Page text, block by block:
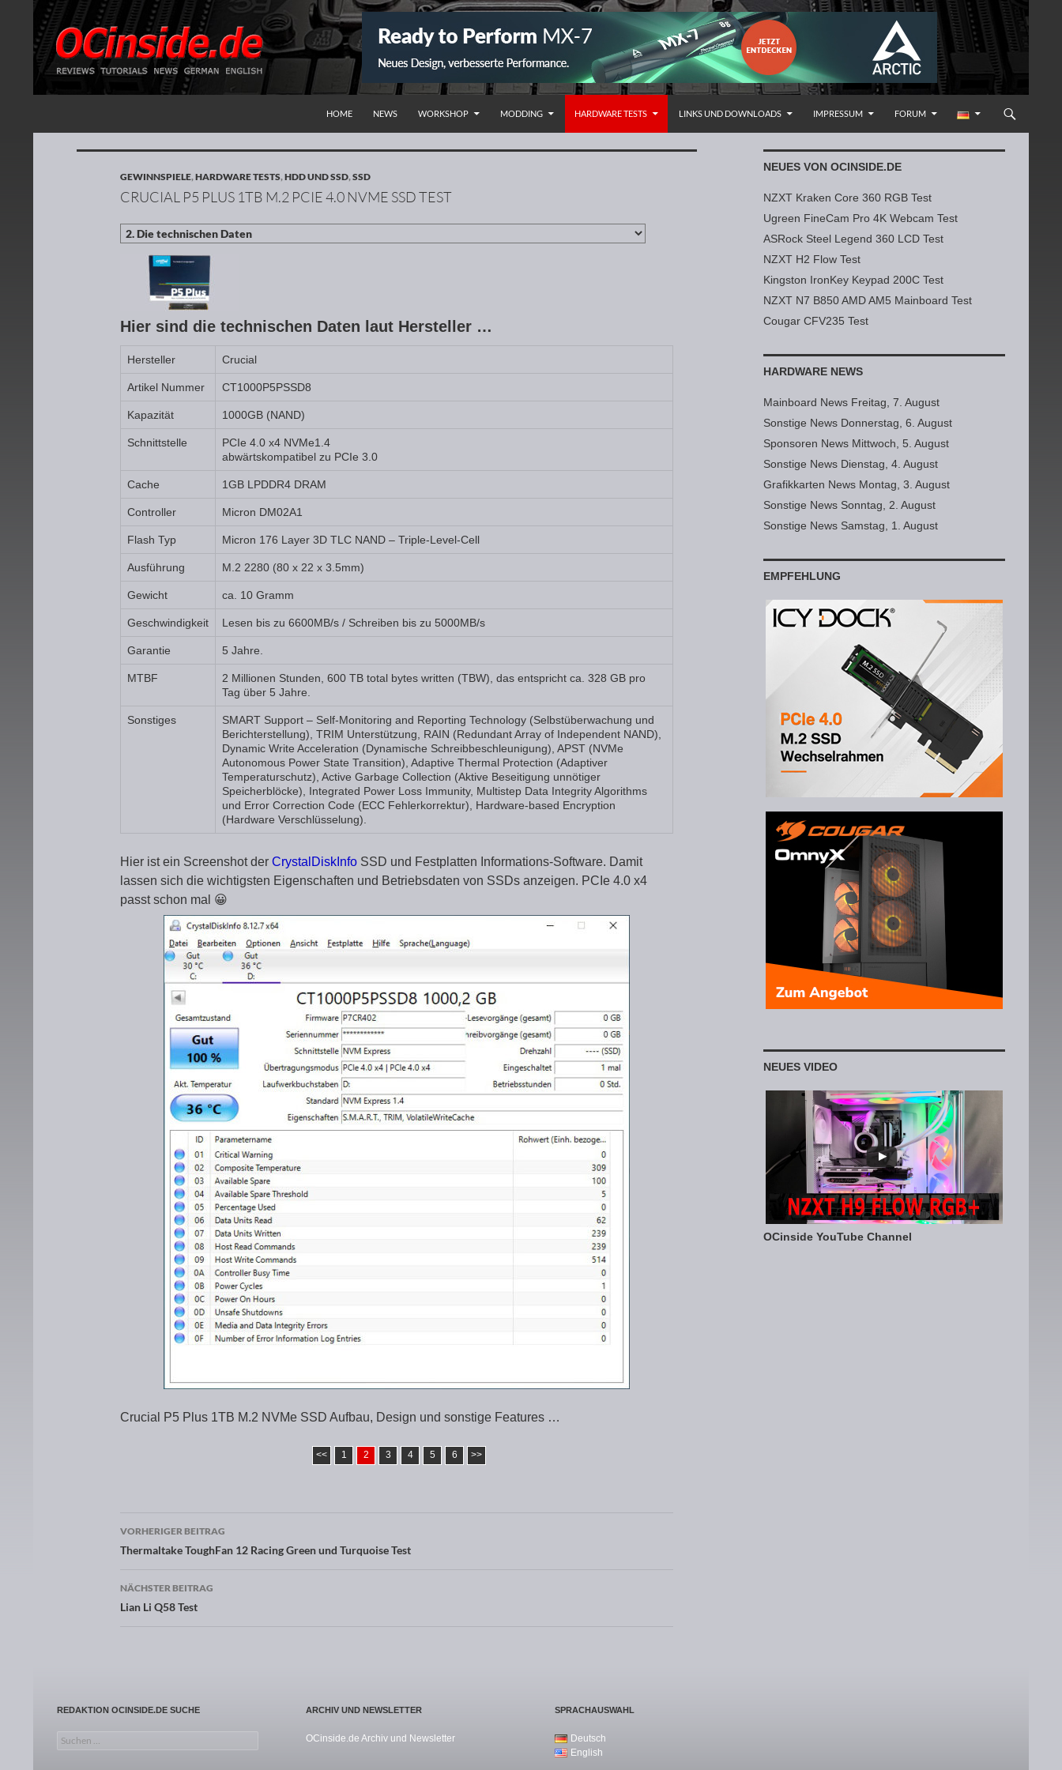
HOME
NEWS WORKSHOP MODDING HARDWARE TESTS LINKS UND DOWNLOADS IMPRESSUM FORUM
GEWINNSPIELE,HARDWARE TESTS,HDD UND SSD,SSD
CRUCIAL P5 PLUS 1TB M.2 PCIE 4.0 NVME SSD TEST
Hier sind die technischen Daten laut Hersteller …
Hersteller Crucial
Artikel Nummer CT1000P5PSSD8
Kapazität 1000GB (NAND)
Schnittstelle
PCIe 4.0 x4 NVMe1.4
abwärtskompatibel zu PCIe 3.0
Cache 1GB LPDDR4 DRAM
Controller Micron DM02A1
Flash Typ Micron 176 Layer 3D TLC NAND – Triple-Level-Cell
Ausführung M.2 2280 (80 x 22 x 3.5mm)
Gewicht ca. 10 Gramm
Geschwindigkeit Lesen bis zu 6600MB/s / Schreiben bis zu 5000MB/s
Garantie 5 Jahre.
MTBF
2 Millionen Stunden, 600 TB total bytes written (TBW), das entspricht ca. 328 GB pro
Tag über 5 Jahre.
Sonstiges
SMART Support – Self-Monitoring and Reporting Technology (Selbstüberwachung und
Berichterstellung), TRIM Unterstützung, RAIN (Redundant Array of Independent NAND),
Dynamic Write Acceleration (Dynamische Schreibbeschleunigung), APST (NVMe
Autonomous Power State Transition), Adaptive Thermal Protection (Adaptiver
Temperaturschutz), Active Garbage Collection (Aktive Beseitigung unnötiger
Speicherblöcke), Integrated Power Loss Immunity, Multistep Data Integrity Algorithms
und Error Correction Code (ECC Fehlerkorrektur), Hardware-based Encryption
(Hardware Verschlüsselung).
Hier ist ein Screenshot der CrystalDiskInfo SSD und Festplatten Informations-Software. Damit
lassen sich die wichtigsten Eigenschaften und Betriebsdaten von SSDs anzeigen. PCIe 4.0 x4
passt schon mal 😀
Crucial P5 Plus 1TB M.2 NVMe SSD Aufbau, Design und sonstige Features …
<< 1 2 3 4 5 6 >>
Beitragsnavigation
VORHERIGER BEITRAG
Thermaltake ToughFan 12 Racing Green und Turquoise Test
NÄCHSTER BEITRAG
Lian Li Q58 Test
NEUES VON OCINSIDE.DE
NZXT Kraken Core 360 RGB Test
Ugreen FineCam Pro 4K Webcam Test
ASRock Steel Legend 360 LCD Test
NZXT H2 Flow Test
Kingston IronKey Keypad 200C Test
NZXT N7 B850 AMD AM5 Mainboard Test
Cougar CFV235 Test
HARDWARE NEWS
Mainboard News Freitag, 7. August
Sonstige News Donnerstag, 6. August
Sponsoren News Mittwoch, 5. August
Sonstige News Dienstag, 4. August
Grafikkarten News Montag, 3. August
Sonstige News Sonntag, 2. August
Sonstige News Samstag, 1. August
EMPFEHLUNG
NEUES VIDEO
OCinside YouTube Channel
REDAKTION OCINSIDE.DE SUCHE
Suchen nach:
ARCHIV UND NEWSLETTER
OCinside.de Archiv und Newsletter
SPRACHAUSWAHL
Deutsch
English